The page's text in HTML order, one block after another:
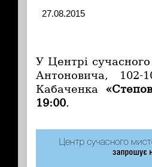
27.08.2015
У Центрі
Антоновича, 102-
Кабаченка
19:00.